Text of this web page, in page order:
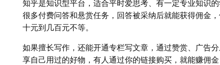
知乎是知识型平台，适合平时爱思考、有一定专业知识
很多付费问答和悬赏任务，回答被采纳后就能获得佣金
十元到几百元不等。
如果擅长写作，还能开通专栏写文章，通过赞赏、广告
享自己用过的好物，有人通过你的链接购买，就能赚佣